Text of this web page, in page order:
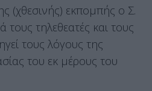
(χθεσινής) εκπομπής ο Σ.
τους τηλεθεατές και τους
τους λόγους της
του εκ μέρους του